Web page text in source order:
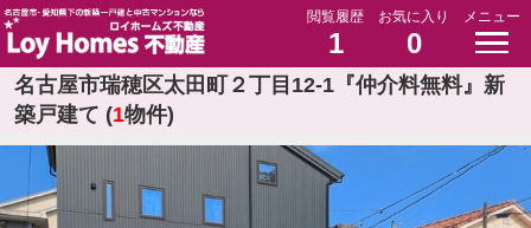
閲覧履歴
1
お気に入り
0
メニュー
名古屋市瑞穂区太田町２丁目12-1『仲介料無料』新
築戸建て (1物件)